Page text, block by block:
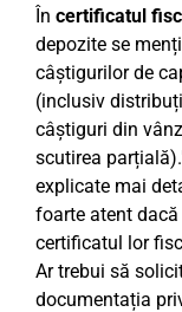
În certificatul
depozite se
câștigurilor de
(inclusiv
câștiguri din
scutirea
explicate mai
foarte atent
certificatul lor
Ar trebui să
documentația